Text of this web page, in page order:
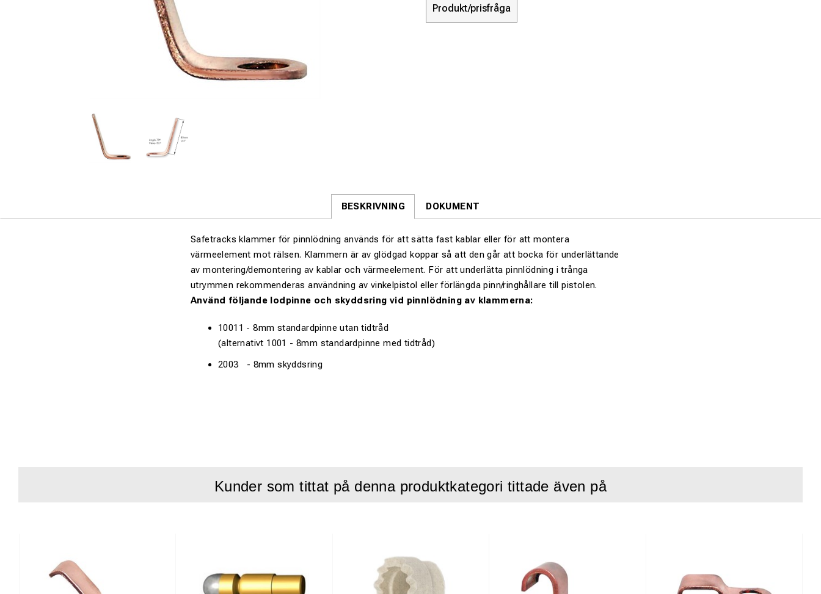
Produkt/prisfråga
BESKRIVNING DOKUMENT
Safetracks klammer för pinnlödning används för att sätta fast kablar eller för att montera
värmeelement mot rälsen. Klammern är av glödgad koppar så att den går att bocka för underlättande
av montering/demontering av kablar och värmeelement. För att underlätta pinnlödning i trånga
utrymmen rekommenderas användning av vinkelpistol eller förlängda pinn/ringhållare till pistolen.
Använd följande lodpinne och skyddsring vid pinnlödning av klammerna:
10011 - 8mm standardpinne utan tidtråd
(alternativt 1001 - 8mm standardpinne med tidtråd)
2003 - 8mm skyddsring
Kunder som tittat på denna produktkategori tittade även på